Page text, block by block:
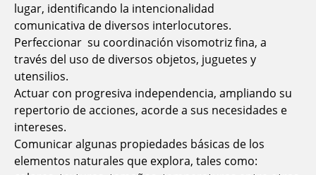
lugar, identificando la intencionalidad
comunicativa de diversos interlocutores.
Perfeccionar su coordinación visomotriz fina, a
través del uso de diversos objetos, juguetes y
utensilios.
Actuar con progresiva independencia, ampliando su
repertorio de acciones, acorde a sus necesidades e
intereses.
Comunicar algunas propiedades básicas de los
elementos naturales que explora, tales como: